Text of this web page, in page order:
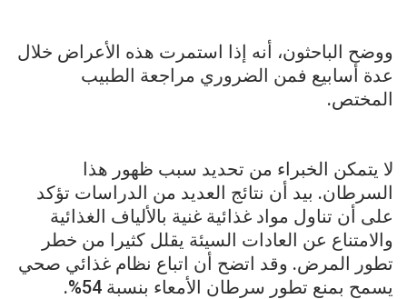
ووضح الباحثون، أنه إذا استمرت هذه الأعراض خلال
عدة أسابيع فمن الضروري مراجعة الطبيب
المختص.
لا يتمكن الخبراء من تحديد سبب ظهور هذا
السرطان. بيد أن نتائج العديد من الدراسات تؤكد
على أن تناول مواد غذائية غنية بالألياف الغذائية
والامتناع عن العادات السيئة يقلل كثيرا من خطر
تطور المرض. وقد اتضح أن اتباع نظام غذائي صحي
يسمح بمنع تطور سرطان الأمعاء بنسبة 54%.